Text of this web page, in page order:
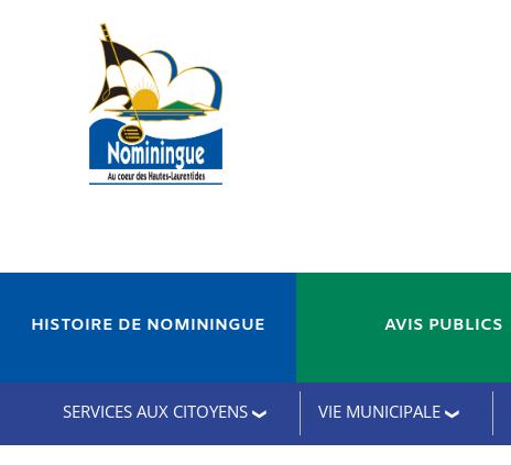
HISTOIRE DE NOMININGUE AVIS PUBLICS
SERVICES AUX CITOYENS
VIE MUNICIPALE